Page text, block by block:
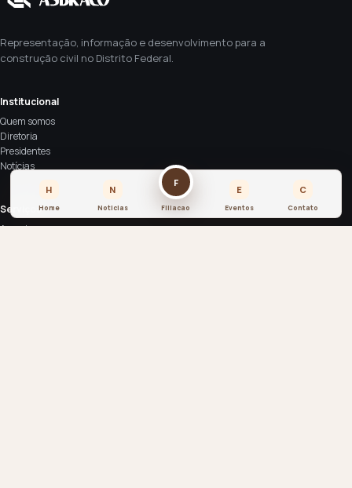
Representação, informação e desenvolvimento para a
construção civil no Distrito Federal.
Institucional
Quem somos
Diretoria
Presidentes
Notícias
Serviços
Associe-se
H
Home
N
Noticias
F
Filiacao
E
Eventos
C
Contato